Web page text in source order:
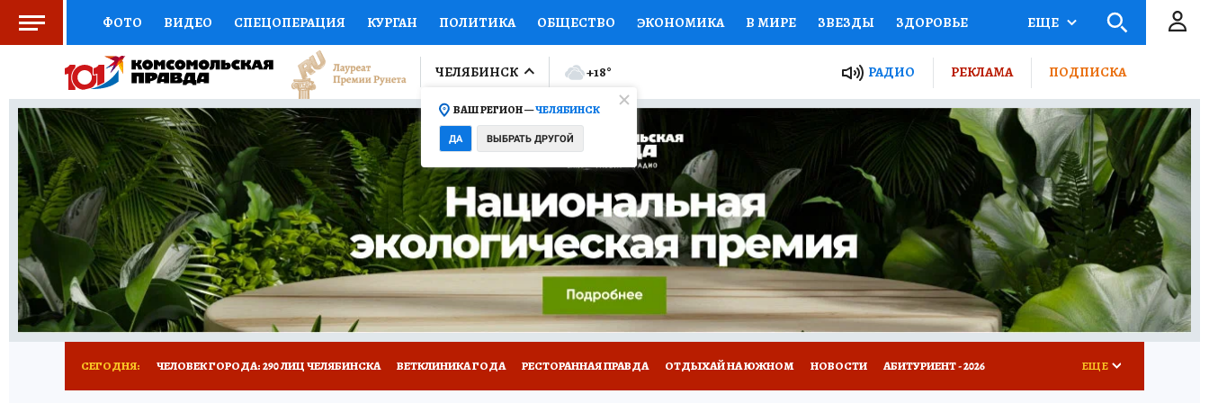
ФОТО ВИДЕО СПЕЦОПЕРАЦИЯ КУРГАН ПОЛИТИКА ОБЩЕСТВО ЭКОНОМИКА В МИРЕ ЗВЕЗДЫ ЗДОРОВЬЕ
СОЦПОДДЕРЖКА НАУКА СПОРТ КОЛУМНИСТЫ ПРОИСШЕСТВИЯ НАЦИОНАЛЬНЫЕ ПРОЕКТЫ РОССИИ
ВЫБОР ЭКСПЕРТОВ ДОКТОР ФИНАНСЫ ОТКРЫВАЕМ МИР Я ЗНАЮ СЕМЬЯ ЖЕНСКИЕ СЕКРЕТЫ ПУТЕВОДИТЕЛЬ
КНИЖНАЯ ПОЛКА ПРОГНОЗЫ НА СПОРТ ПРОМОКОДЫ СЕРИАЛЫ СПЕЦПРОЕКТЫ ДЕФИЦИТ ЖЕЛЕЗА ТУРИЗМ
ПРЕСС-ЦЕНТР НЕДВИЖИМОСТЬ ТЕЛЕВИЗОР КОЛЛЕКЦИИ КОНКУРСЫ РАБОТА У НАС ГИД ПОТРЕБИТЕЛЯ ВСЕ О КП
РАДИО КП ТЕСТЫ НОВОЕ НА САЙТЕ
ЕЩЕ
ЧЕЛЯБИНСК
ВАШ РЕГИОН —ЧЕЛЯБИНСК
ДА ВЫБРАТЬ ДРУГОЙ
+18° РАДИО РЕКЛАМА ПОДПИСКА
СЕГОДНЯ: ЧЕЛОВЕК ГОРОДА: 290 ЛИЦ ЧЕЛЯБИНСКА ВЕТКЛИНИКА ГОДА РЕСТОРАННАЯ ПРАВДА ОТДЫХАЙ НА ЮЖНОМ НОВОСТИ АБИТУРИЕНТ - 2026 ЕЩЕ